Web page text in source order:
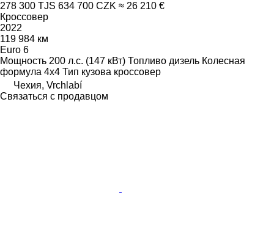
278 300 TJS 634 700 CZK ≈ 26 210 €
Кроссовер
2022
119 984 км
Euro 6
Мощность 200 л.с. (147 кВт) Топливо дизель Колесная
формула 4x4 Тип кузова кроссовер
Чехия, Vrchlabí
Связаться с продавцом